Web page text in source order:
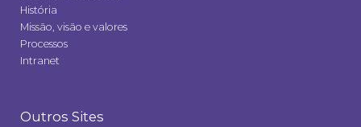
História
Missão, visão e valores
Processos
Intranet
Outros Sites